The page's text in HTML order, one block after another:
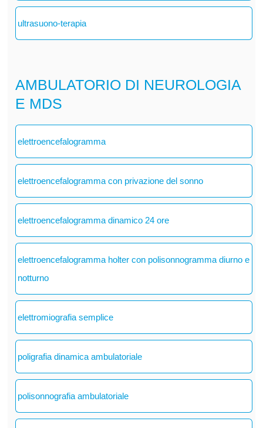
ultrasuono-terapia
AMBULATORIO DI NEUROLOGIA
E MDS
elettroencefalogramma
elettroencefalogramma con privazione del sonno
elettroencefalogramma dinamico 24 ore
elettroencefalogramma holter con polisonnogramma diurno e
notturno
elettromiografia semplice
poligrafia dinamica ambulatoriale
polisonnografia ambulatoriale